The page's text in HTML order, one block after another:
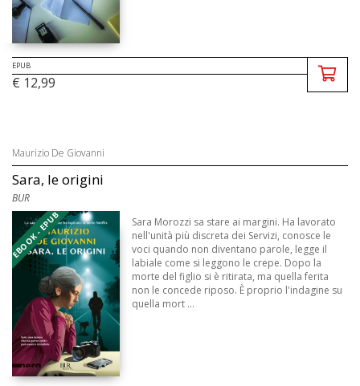
EPUB
€ 12,99
Maurizio De Giovanni
Sara, le origini
BUR
EBOOK - EPUB
Sara Morozzi sa stare ai margini. Ha lavorato
nell'unità più discreta dei Servizi, conosce le
voci quando non diventano parole, legge il
labiale come si leggono le crepe. Dopo la
morte del figlio si è ritirata, ma quella ferita
non le concede riposo. È proprio l'indagine su
quella mort ...